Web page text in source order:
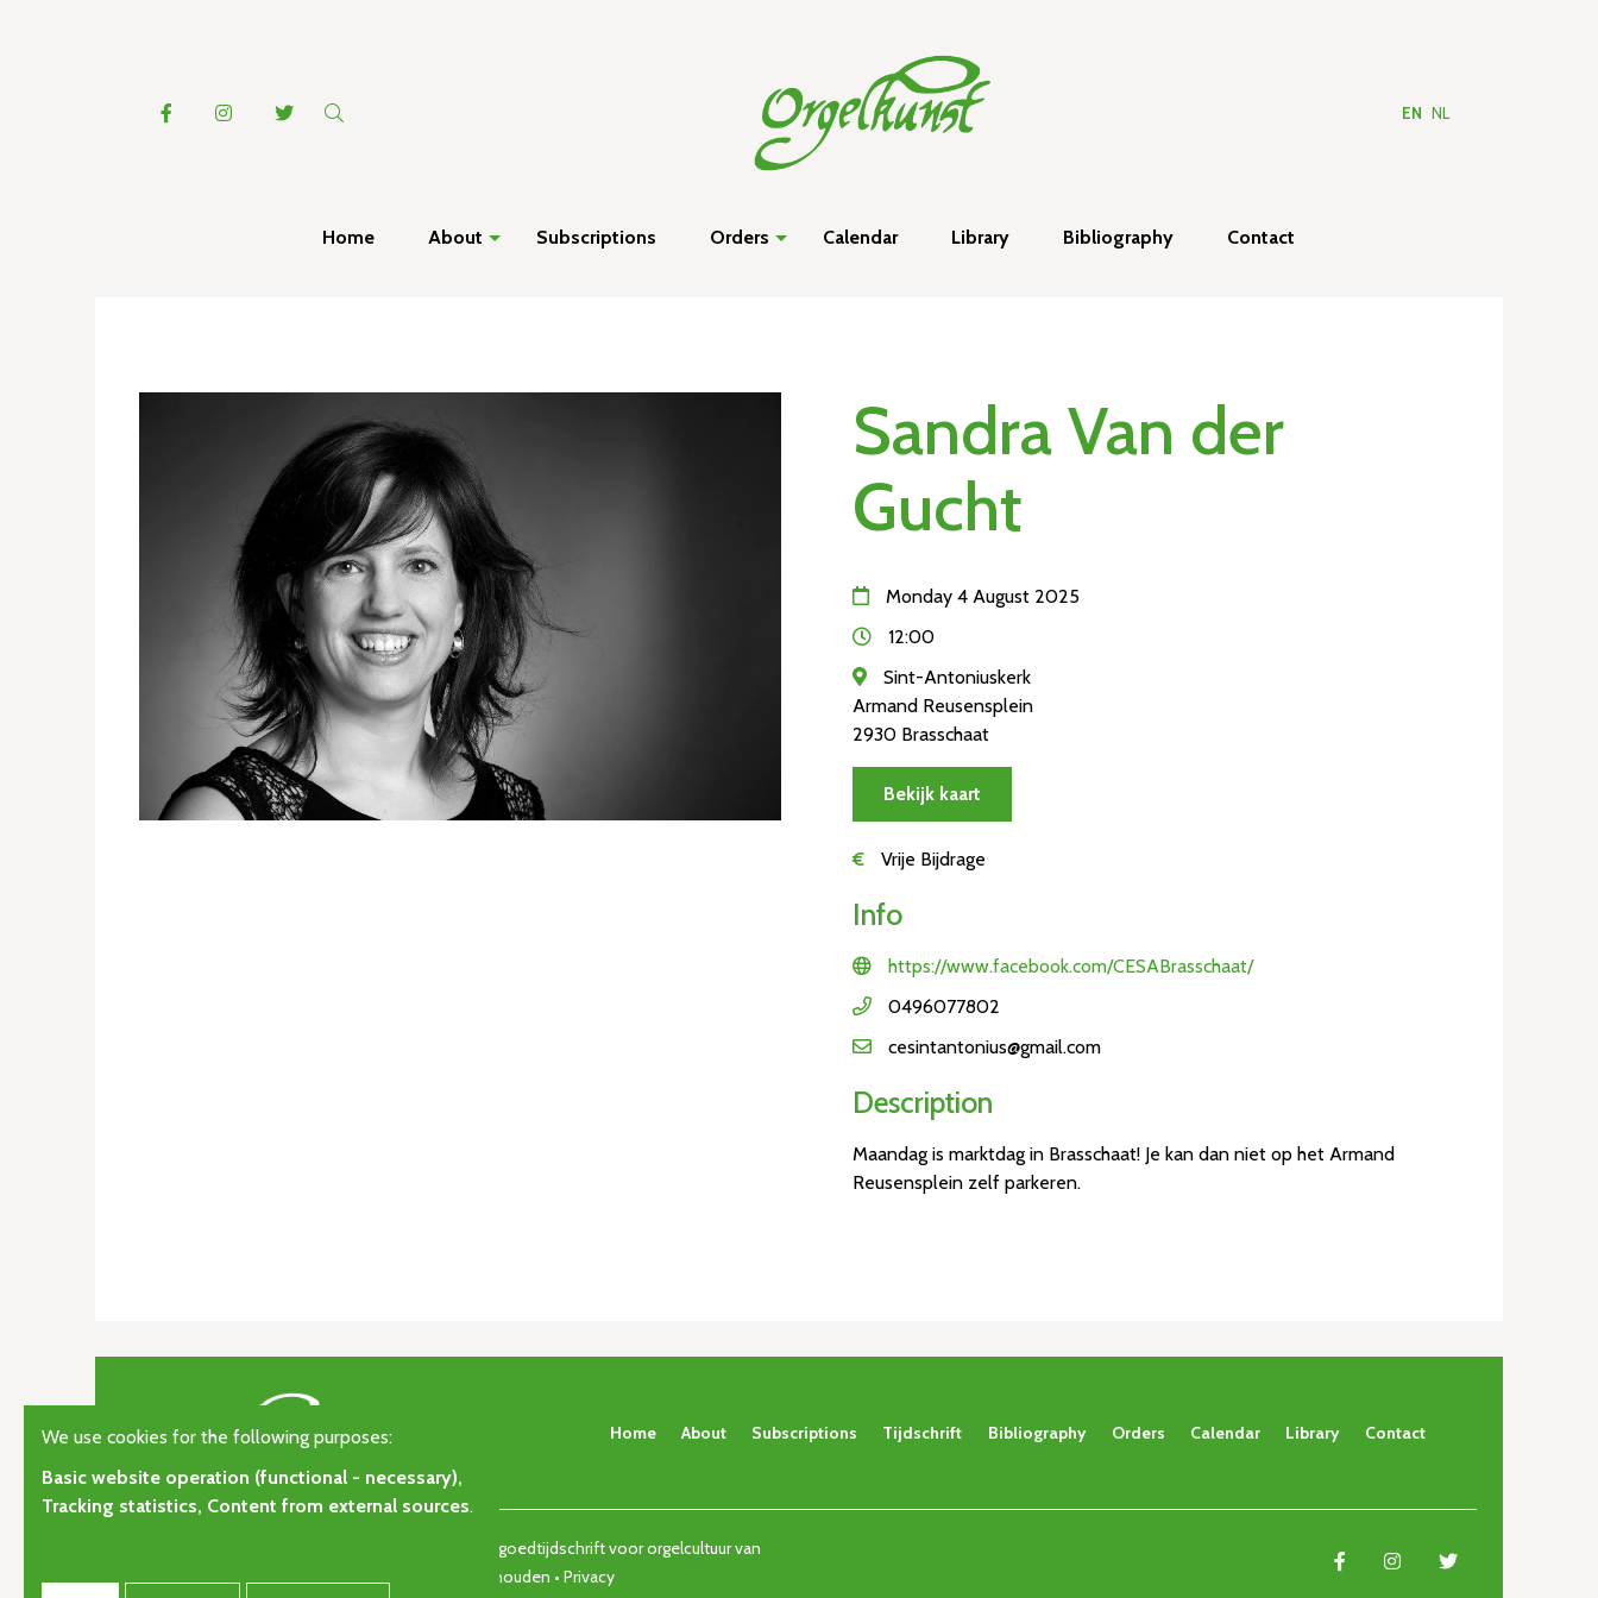
EN NL
Home About Subscriptions Orders Calendar Library Bibliography Contact
Sandra Van der
Gucht
Monday 4 August 2025
12:00
Sint-Antoniuskerk
Armand Reusensplein
2930 Brasschaat
Bekijk kaart
€ Vrije Bijdrage
Info
https://www.facebook.com/CESABrasschaat/
0496077802
cesintantonius@gmail.com
Description
Maandag is marktdag in Brasschaat! Je kan dan niet op het Armand
Reusensplein zelf parkeren.
Home About Subscriptions Tijdschrift Bibliography Orders Calendar Library Contact
© Copyright 2026 | Orgelkunst | Vlaams cultureel-erfgoedtijdschrift voor orgelcultuur van
gisteren, vandaag en morgen. • Alle rechten voorbehouden • Privacy
We use cookies for the following purposes:
Basic website operation (functional - necessary),
Tracking statistics, Content from external sources.